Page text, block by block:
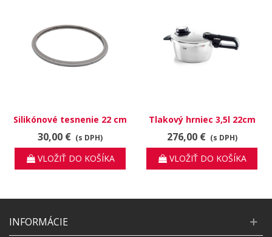
Silikónové tesnenie 22 cm
pre tlakové hrnce Vitavit
30,00 € (s DPH)
VLOŽIŤ DO KOŠÍKA
Tlakový hrniec 3,5l 22cm
Vitavit Premium
276,00 € (s DPH)
VLOŽIŤ DO KOŠÍKA
INFORMÁCIE